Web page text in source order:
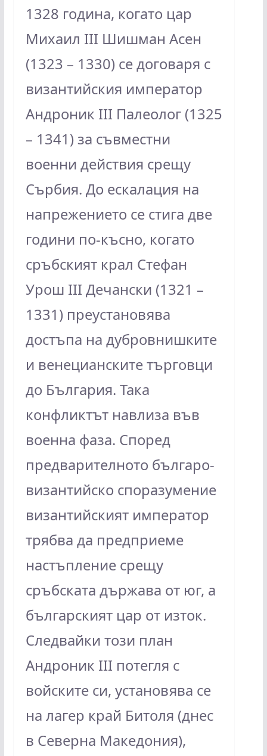
1328 година, когато цар
Михаил III Шишман Асен
(1323 – 1330) се договаря с
византийския император
Андроник III Палеолог (1325
– 1341) за съвместни
военни действия срещу
Сърбия. До ескалация на
напрежението се стига две
години по-късно, когато
сръбският крал Стефан
Урош III Дечански (1321 –
1331) преустановява
достъпа на дубровнишките
и венецианските търговци
до България. Така
конфликтът навлиза във
военна фаза. Според
предварителното българо-
византийско споразумение
византийският император
трябва да предприеме
настъпление срещу
сръбската държава от юг, а
българският цар от изток.
Следвайки този план
Андроник III потегля с
войските си, установява се
на лагер край Битоля (днес
в Северна Македония),